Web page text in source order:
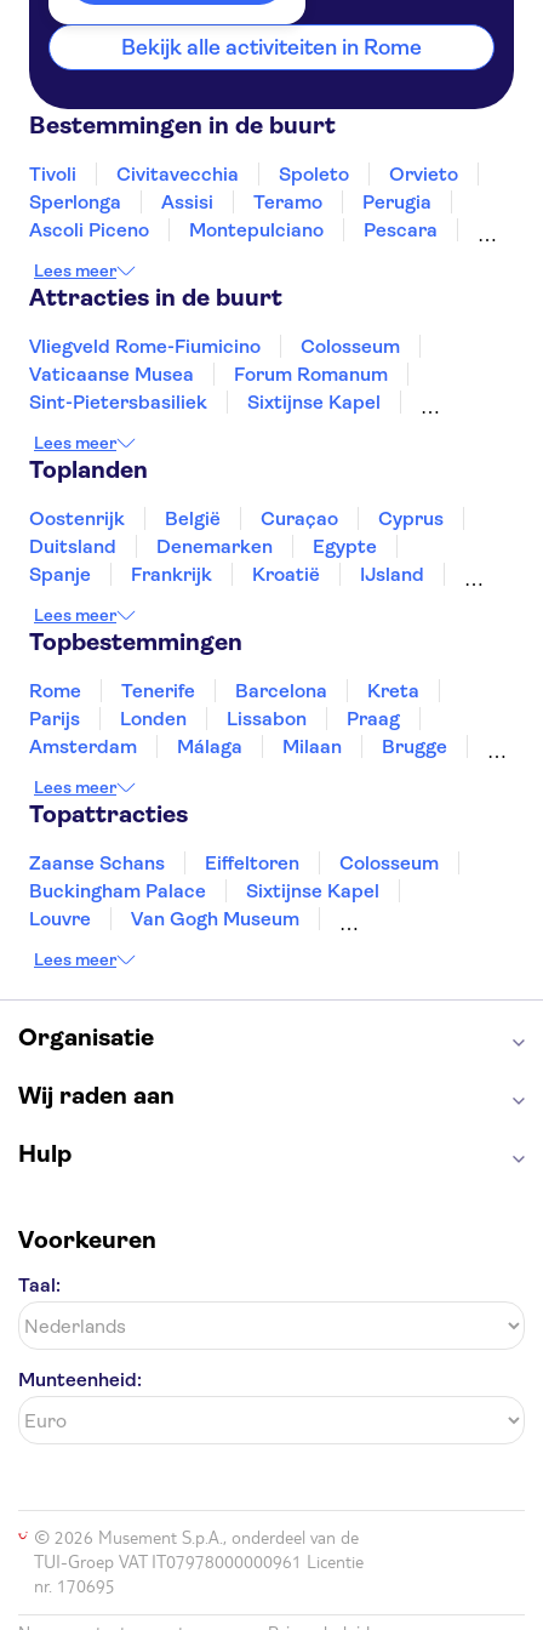
Bekijk alle activiteiten in Rome
Bestemmingen in de buurt
Tivoli Civitavecchia Spoleto
Orvieto
Sperlonga
Assisi Teramo
Perugia
Ascoli Piceno
Montepulciano
Pescara
Lees meer
Attracties in de buurt
Vliegveld Rome-Fiumicino
Colosseum
Vaticaanse Musea
Forum Romanum
Sint-Pietersbasiliek
Sixtijnse Kapel
De Vesuvius
Rome: eten en wijn
Herculaneum
Murano en Burano
Lees meer
Toplanden
Oostenrijk België Curaçao
Cyprus
Duitsland
Denemarken
Egypte
Spanje
Frankrijk Kroatië
IJsland
Noorwegen
Portugal
Thailand
Tunesië
Lees meer
Topbestemmingen
Rome Tenerife Barcelona
Kreta
Parijs
Londen Lissabon
Praag
Amsterdam
Málaga Milaan
Brugge
Den Haag
Utrecht
Haarlem
Leiden
Lees meer
Topattracties
Zaanse Schans Eiffeltoren
Colosseum
Buckingham Palace
Sixtijnse Kapel
Louvre
Van Gogh Museum
Tower of London
Moulin Rouge
Keukenhof
ARTIS
Edinburgh Castle
Alhambra
Lees meer
Organisatie
Wij raden aan
Hulp
Voorkeuren
Taal:
Munteenheid:
© 2026 Musement S.p.A., onderdeel van de
TUI-Groep VAT IT07978000000961 Licentie
nr. 170695